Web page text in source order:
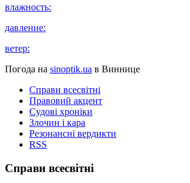
влажность:
давление:
ветер:
Погода на sinoptik.ua в Виннице
Справи всесвітні
Правовий акцент
Судові хроніки
Злочин і кара
Резонансні вердикти
RSS
Справи всесвітні